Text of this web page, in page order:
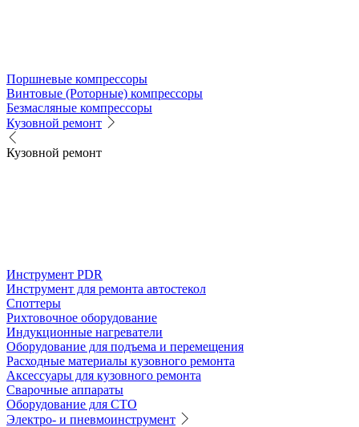
Поршневые компрессоры
Винтовые (Роторные) компрессоры
Безмасляные компрессоры
Кузовной ремонт
Кузовной ремонт
Инструмент PDR
Инструмент для ремонта автостекол
Споттеры
Рихтовочное оборудование
Индукционные нагреватели
Оборудование для подъема и перемещения
Расходные материалы кузовного ремонта
Аксессуары для кузовного ремонта
Сварочные аппараты
Оборудование для СТО
Электро- и пневмоинструмент